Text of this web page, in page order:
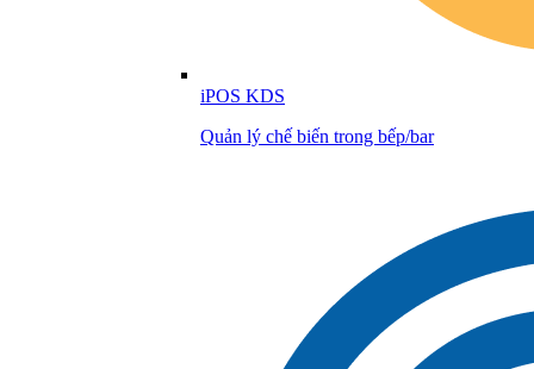
iPOS KDS
Quản lý chế biến trong bếp/bar